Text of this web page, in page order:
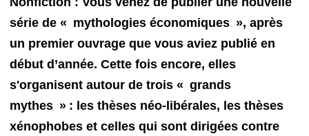
série de « mythologies économiques», après
un premier ouvrage que vous aviez publié en
début d’année. Cette fois encore, elles
s'organisent autour de trois « grands
mythes» : les thèses néo-libérales, les thèses
xénophobes et celles qui sont dirigées contre